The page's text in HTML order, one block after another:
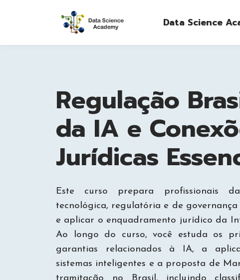
Data Science
Regulação
da IA e
Jurídicas
Este curso prepara profissionais
tecnológica, regulatória e de
e aplicar o enquadramento jurídico da
Ao longo do curso, você estuda os
garantias relacionados à IA, a
sistemas inteligentes e a proposta de